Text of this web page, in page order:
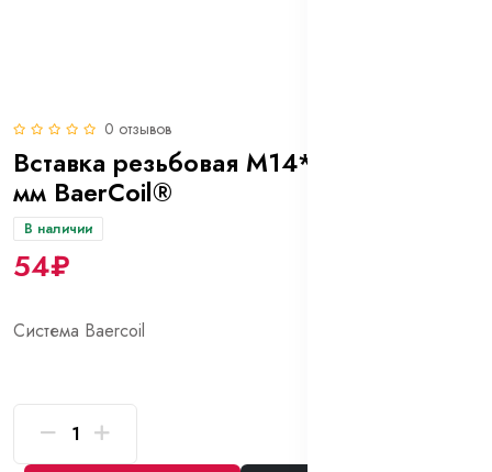
0 отзывов
Вставка резьбовая М14*1,5 - L=14
мм BaerCoil®
В наличии
54₽
Система Baercoil